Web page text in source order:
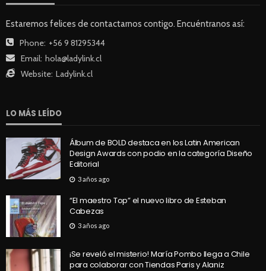
Estaremos felices de contactarnos contigo. Encuéntranos así:
Phone: +56 9 81295344
Email: hola@ladylink.cl
Website: Ladylink.cl
LO MÁS LEÍDO
Álbum de BOLD destaca en los Latin American
Design Awards con podio en la categoría Diseño
Editorial
3 años ago
“El maestro Top” el nuevo libro de Esteban
Cabezas
3 años ago
¡Se reveló el misterio! María Pombo llega a Chile
para colaborar con Tiendas Paris y Alaniz